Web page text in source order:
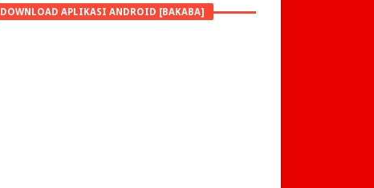
DOWNLOAD APLIKASI ANDROID [BAKABA]